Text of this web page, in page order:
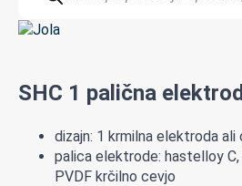
SHC 1 palična
dizajn: 1 krmilna elektroda
palica elektrode: hastelloy
PVDF krčilno cevjo